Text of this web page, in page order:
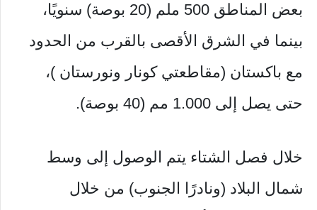
بعض المناطق 500 ملم (20 بوصة) سنويًا،
بينما في الشرق الأقصى بالقرب من الحدود
مع باكستان (مقاطعتي كونار ونورستان )،
حتى يصل إلى 1.000 مم (40 بوصة).
خلال فصل الشتاء يتم الوصول إلى وسط
شمال البلاد (ونادرًا الجنوب) من خلال